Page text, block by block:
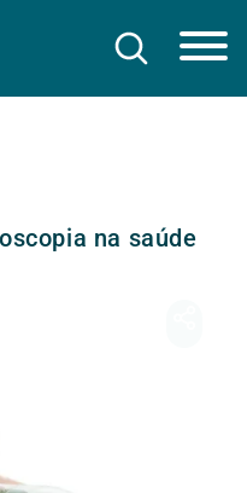
na saúde